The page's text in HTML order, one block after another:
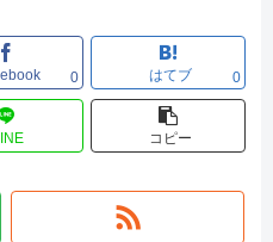
0 はてブ 0
コピー